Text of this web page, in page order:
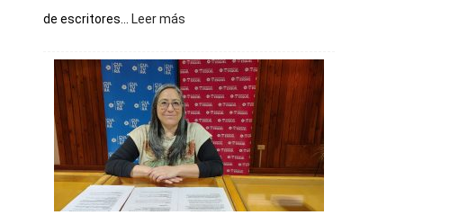
de escritores...
Leer más
Municipal
celebra
sus
90
años
con
un
Conversatorio